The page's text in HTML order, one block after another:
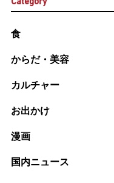
食
からだ・美容
カルチャー
お出かけ
漫画
国内ニュース